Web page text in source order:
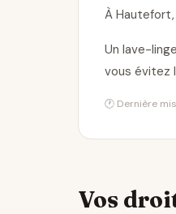
À Hautefort,
Un lave-
vous évitez
🕐 Dernière
Vos